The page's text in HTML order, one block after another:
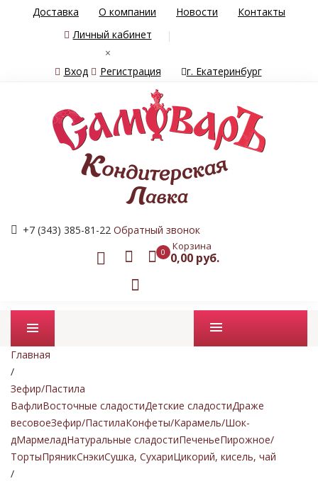
Доставка О компании Новости
Контакты
Личный кабинет
×
Вход
Регистрация г. Екатеринбург
+7 (343) 385-81-22 Обратный звонок
0 Корзина
0,00 руб.
Промо товары
Главная
/
Зефир/Пастила
ВафлиВосточные сладостиДетские сладостиДраже
весовоеЗефир/ПастилаКонфеты/Карамель/Шок-
дМармеладНатуральные сладостиПеченьеПирожное/
ТортыПряникСнэкиСушка, СухариЦикорий, кисель, чай
/